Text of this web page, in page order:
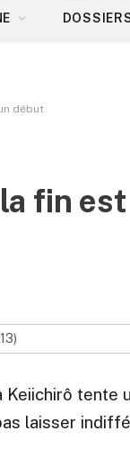
début
fin
tente
laisser